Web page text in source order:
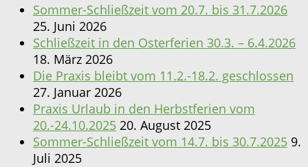
Sommer-Schließzeit vom 20.7. bis 31.7.2026
25. Juni 2026
Schließzeit in den Osterferien 30.3. – 6.4.2026
18. März 2026
Die Praxis bleibt vom 11.2.-18.2. geschlossen
27. Januar 2026
Praxis Urlaub in den Herbstferien vom
20.-24.10.2025 20. August 2025
Sommer-Schließzeit vom 14.7. bis 30.7.2025 9.
Juli 2025